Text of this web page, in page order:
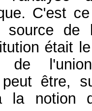
C'est
source de
était
de
peut être,
la notion